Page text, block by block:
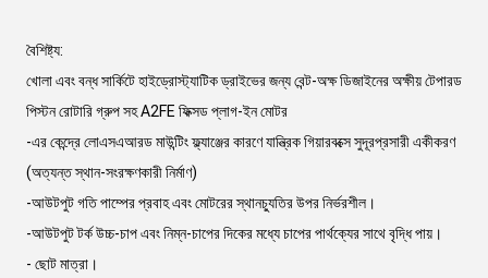
বৈশিষ্ট্য:
খোলা এবং বন্ধ সার্কিটে হাইড্রোস্ট্যাটিক ড্রাইভের জন্য বেন্ট-অক্ষ ডিজাইনের অক্ষীয় টেপারড
পিস্টন রোটারি গ্রুপ সহ A2FE ফিক্সড প্লাগ-ইন মোটর
-এর কেন্দ্রে লোএসএআরড মাউন্টিং ফ্ল্যাঞ্জের কারণে যান্ত্রিক গিয়ারবক্সে সুদূরপ্রসারী একীকরণ
(অত্যন্ত স্থান-সংরক্ষণকারী নির্মাণ)
-আউটপুট গতি পাম্পের প্রবাহ এবং মোটরের স্থানচ্যুতির উপর নির্ভরশীল।
-আউটপুট টর্ক উচ্চ-চাপ এবং নিম্ন-চাপের দিকের মধ্যে চাপের পার্থক্যের সাথে বৃদ্ধি পায়।
- ছোট মাত্রা।